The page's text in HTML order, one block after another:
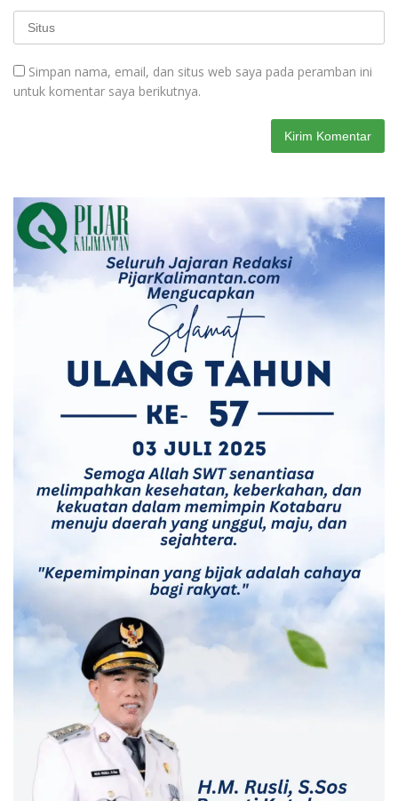
Simpan nama, email, dan situs web saya pada peramban ini
untuk komentar saya berikutnya.